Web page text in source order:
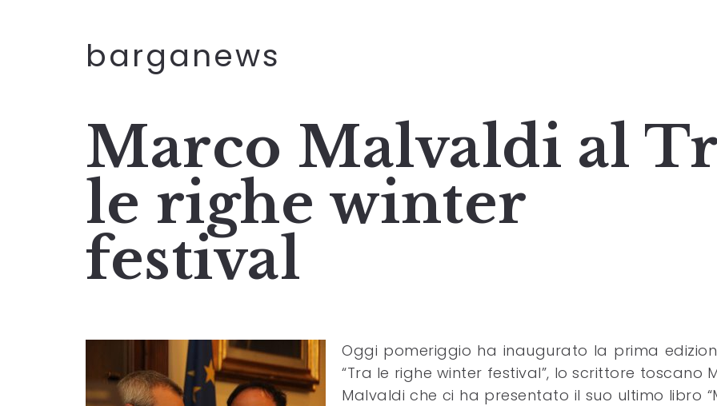
barganews
Marco Malvaldi al
le righe winter
festival
Oggi pomeriggio ha inaugurato la prima
“Tra le righe winter festival”, lo scrittore toscano
Malvaldi che ci ha presentato il suo ultimo libro